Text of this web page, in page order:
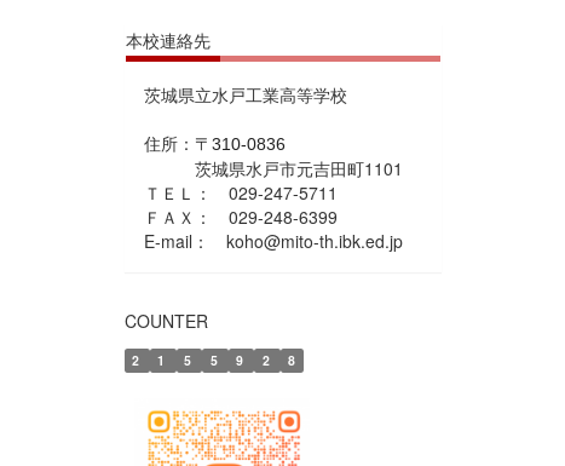
本校連絡先
茨城県立水戸工業高等学校
住所： 〒310-0836
茨城県水戸市元吉田町1101
ＴＥＬ： 029-247-5711
ＦＡＸ： 029-248-6399
E-mail： koho@mito-th.ibk.ed.jp
COUNTER
2 1 5 5 9 2 8